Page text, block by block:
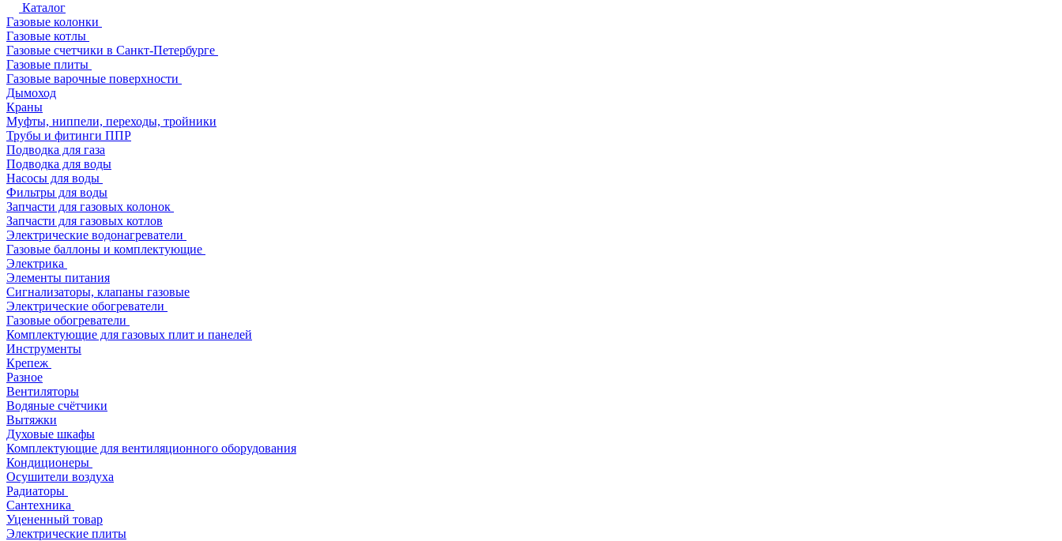
Каталог
Газовые колонки
Газовые котлы
Газовые счетчики в Санкт-Петербурге
Газовые плиты
Газовые варочные поверхности
Дымоход
Краны
Муфты, ниппели, переходы, тройники
Трубы и фитинги ППР
Подводка для газа
Подводка для воды
Насосы для воды
Фильтры для воды
Запчасти для газовых колонок
Запчасти для газовых котлов
Электрические водонагреватели
Газовые баллоны и комплектующие
Электрика
Элементы питания
Сигнализаторы, клапаны газовые
Электрические обогреватели
Газовые обогреватели
Комплектующие для газовых плит и панелей
Инструменты
Крепеж
Разное
Вентиляторы
Водяные счётчики
Вытяжки
Духовые шкафы
Комплектующие для вентиляционного оборудования
Кондиционеры
Осушители воздуха
Радиаторы
Сантехника
Уцененный товар
Электрические плиты